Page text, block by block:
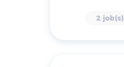
2 job(s)